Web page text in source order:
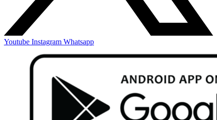
Youtube Instagram Whatsapp